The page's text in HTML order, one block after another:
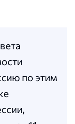
по этим